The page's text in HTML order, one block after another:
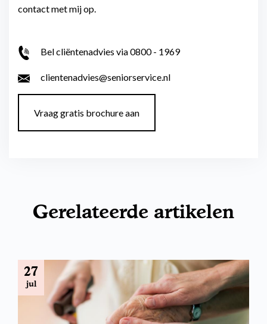
contact met mij op.
Bel cliëntenadvies via 0800 - 1969
clientenadvies@seniorservice.nl
Vraag gratis brochure aan
Gerelateerde artikelen
27
jul